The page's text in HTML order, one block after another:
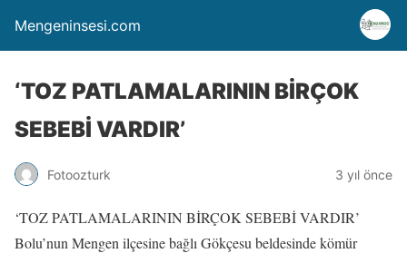
Mengeninsesi.com
‘TOZ PATLAMALARININ BİRÇOK
SEBEBİ VARDIR’
Fotoozturk 3 yıl önce
‘TOZ PATLAMALARININ BİRÇOK SEBEBİ VARDIR’
Bolu’nun Mengen ilçesine bağlı Gökçesu beldesinde kömür